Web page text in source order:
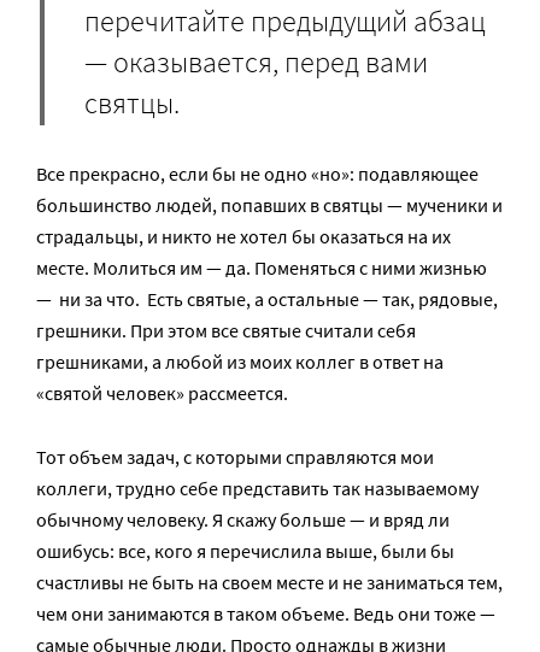
перечитайте предыдущий абзац
— оказывается, перед вами
святцы.
Все прекрасно, если бы не одно «но»: подавляющее
большинство людей, попавших в святцы — мученики и
страдальцы, и никто не хотел бы оказаться на их
месте. Молиться им — да. Поменяться с ними жизнью
— ни за что. Есть святые, а остальные — так, рядовые,
грешники. При этом все святые считали себя
грешниками, а любой из моих коллег в ответ на
«святой человек» рассмеется.
Тот объем задач, с которыми справляются мои
коллеги, трудно себе представить так называемому
обычному человеку. Я скажу больше — и вряд ли
ошибусь: все, кого я перечислила выше, были бы
счастливы не быть на своем месте и не заниматься тем,
чем они занимаются в таком объеме. Ведь они тоже —
самые обычные люди. Просто однажды в жизни